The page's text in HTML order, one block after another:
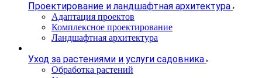
Проектирование и ландшафтная архитектура
Адаптация проектов
Комплексное проектирование
Ландшафтная архитектура
Уход за растениями и услуги садовника
Обработка растений